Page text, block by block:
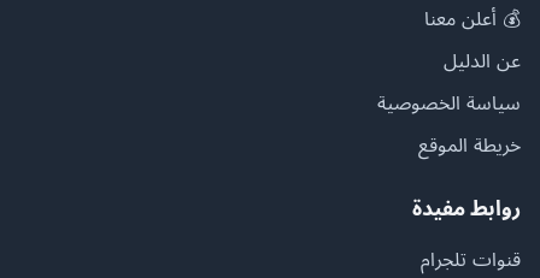
💰 أعلن معنا
عن الدليل
سياسة الخصوصية
خريطة الموقع
روابط مفيدة
قنوات تلجرام